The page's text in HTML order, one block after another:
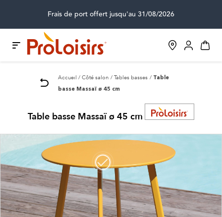
Frais de port offert jusqu'au 31/08/2026
Accueil Côté salon Tables basses Table
basse Massaï ø 45 cm
Table basse Massaï ø 45 cm